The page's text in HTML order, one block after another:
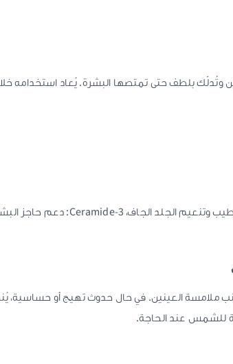
وتُدلّك بلطف حتى تمتصها البشرة. يُعاد استخدامه
للشمس عند الحاجة.